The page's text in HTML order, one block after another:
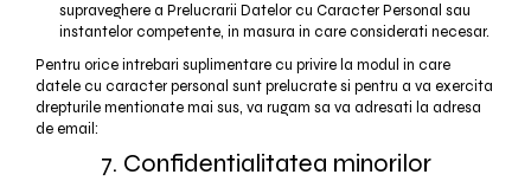
supraveghere a Prelucrarii Datelor cu Caracter Personal sau
instantelor competente, in masura in care considerati necesar.
Pentru orice intrebari suplimentare cu privire la modul in care
datele cu caracter personal sunt prelucrate si pentru a va exercita
drepturile mentionate mai sus, va rugam sa va adresati la adresa
de email:
7. Confidentialitatea minorilor